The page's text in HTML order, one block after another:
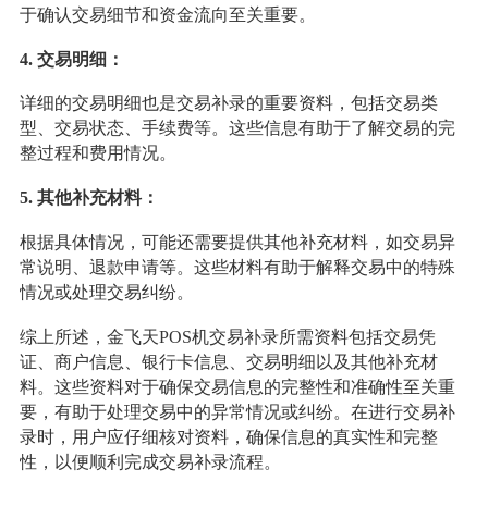
于确认交易细节和资金流向至关重要。
4. 交易明细：
详细的交易明细也是交易补录的重要资料，包括交易类
型、交易状态、手续费等。这些信息有助于了解交易的完
整过程和费用情况。
5. 其他补充材料：
根据具体情况，可能还需要提供其他补充材料，如交易异
常说明、退款申请等。这些材料有助于解释交易中的特殊
情况或处理交易纠纷。
综上所述，金飞天POS机交易补录所需资料包括交易凭
证、商户信息、银行卡信息、交易明细以及其他补充材
料。这些资料对于确保交易信息的完整性和准确性至关重
要，有助于处理交易中的异常情况或纠纷。在进行交易补
录时，用户应仔细核对资料，确保信息的真实性和完整
性，以便顺利完成交易补录流程。